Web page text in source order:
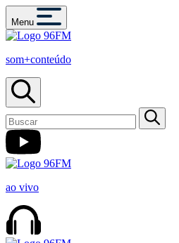
Menu
som+conteúdo
ao vivo